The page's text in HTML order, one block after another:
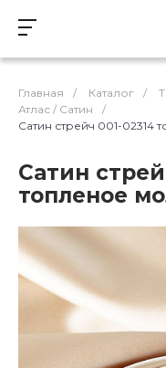
Главная / Каталог /
Атлас / Cатин
/
Сатин стрейч 001-
Сатин
топленое